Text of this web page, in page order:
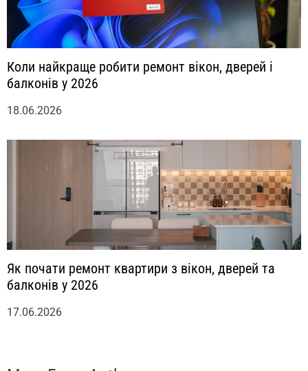
Коли найкраще робити ремонт вікон, дверей і
балконів у 2026
18.06.2026
Як почати ремонт квартири з вікон, дверей та
балконів у 2026
17.06.2026